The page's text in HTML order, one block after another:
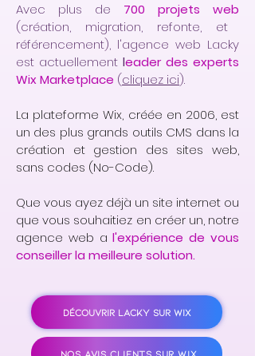
Avec plus de
700 projets web
(création, migration, refonte, et
référencement), l'agence web Lacky
est actuellement leader des experts
Wix Marketplace (cliquez ici).
La plateforme Wix, créée en 2006, est
un des plus grands outils CMS dans la
création et gestion des sites web,
sans codes (No-Code).
Que vous ayez déjà un site internet ou
que vous souhaitiez en créer un, notre
agence web al'expérience de vous
conseiller la meilleure solution.
DÉCOUVRIR LACKY SUR WIX
NOS AVIS CLIENTS SUR WIX